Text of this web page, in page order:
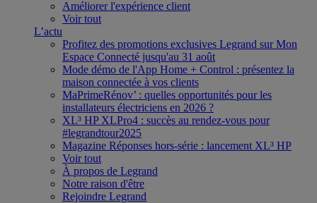
Améliorer l'expérience client
Voir tout
L’actu
Profitez des promotions exclusives Legrand sur Mon
Espace Connecté jusqu'au 31 août
Mode démo de l'App Home + Control : présentez la
maison connectée à vos clients
MaPrimeRénov’ : quelles opportunités pour les
installateurs électriciens en 2026 ?
XL³ HP XLPro4 : succès au rendez-vous pour
#legrandtour2025
Magazine Réponses hors-série : lancement XL³ HP
Voir tout
À propos de Legrand
Notre raison d'être
Rejoindre Legrand